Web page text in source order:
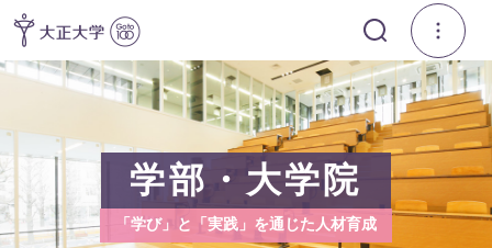
学部・大学院
「学び」と「実践」を通じた人材育成